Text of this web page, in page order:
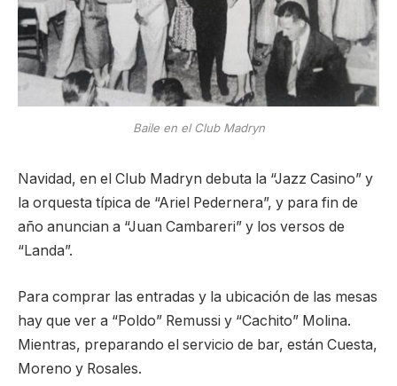
Baile en el Club Madryn
Navidad, en el Club Madryn debuta la “Jazz Casino” y
la orquesta típica de “Ariel Pedernera”, y para fin de
año anuncian a “Juan Cambareri” y los versos de
“Landa”.
Para comprar las entradas y la ubicación de las mesas
hay que ver a “Poldo” Remussi y “Cachito” Molina.
Mientras, preparando el servicio de bar, están Cuesta,
Moreno y Rosales.